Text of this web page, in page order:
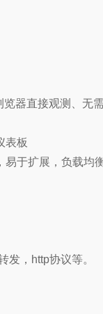
器直接观测、无
表板
于扩展，负载均
，http协议等。